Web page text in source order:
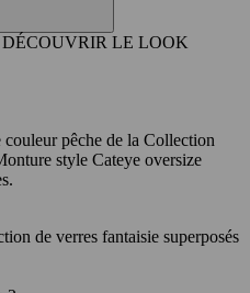
DÉCOUVRIR LE LOOK
pêche de la Collection
style Cateye oversize
de verres fantaisie superposés